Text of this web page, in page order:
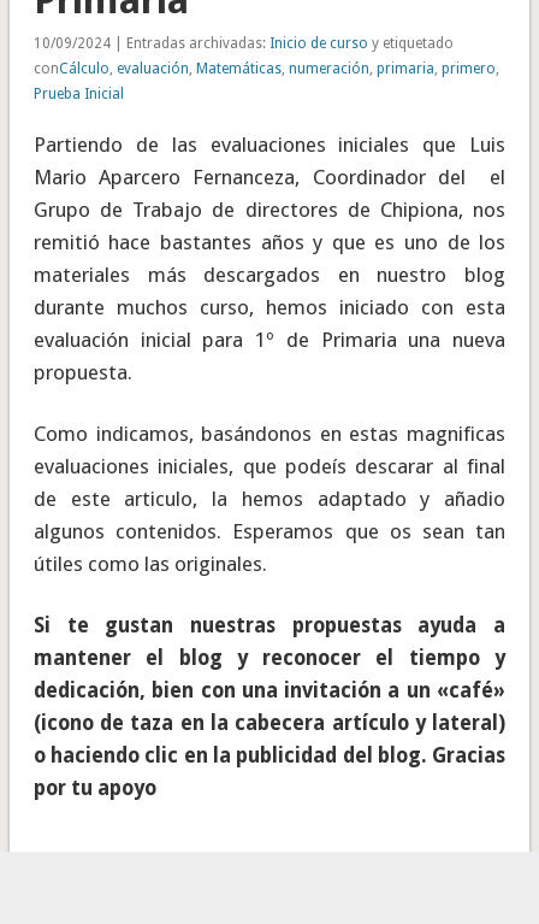
10/09/2024 | Entradas archivadas: Inicio de curso y etiquetado
conCálculo, evaluación, Matemáticas, numeración, primaria, primero,
Prueba Inicial
Partiendo de las evaluaciones iniciales que Luis
Mario Aparcero Fernanceza, Coordinador del el
Grupo de Trabajo de directores de Chipiona, nos
remitió hace bastantes años y que es uno de los
materiales más descargados en nuestro blog
durante muchos curso, hemos iniciado con esta
evaluación inicial para 1º de Primaria una nueva
propuesta.
Como indicamos, basándonos en estas magnificas
evaluaciones iniciales, que podeís descarar al final
de este articulo, la hemos adaptado y añadio
algunos contenidos. Esperamos que os sean tan
útiles como las originales.
Si te gustan nuestras propuestas ayuda a
mantener el blog y reconocer el tiempo y
dedicación, bien con una invitación a un «café»
(icono de taza en la cabecera artículo y lateral)
o haciendo clic en la publicidad del blog. Gracias
por tu apoyo